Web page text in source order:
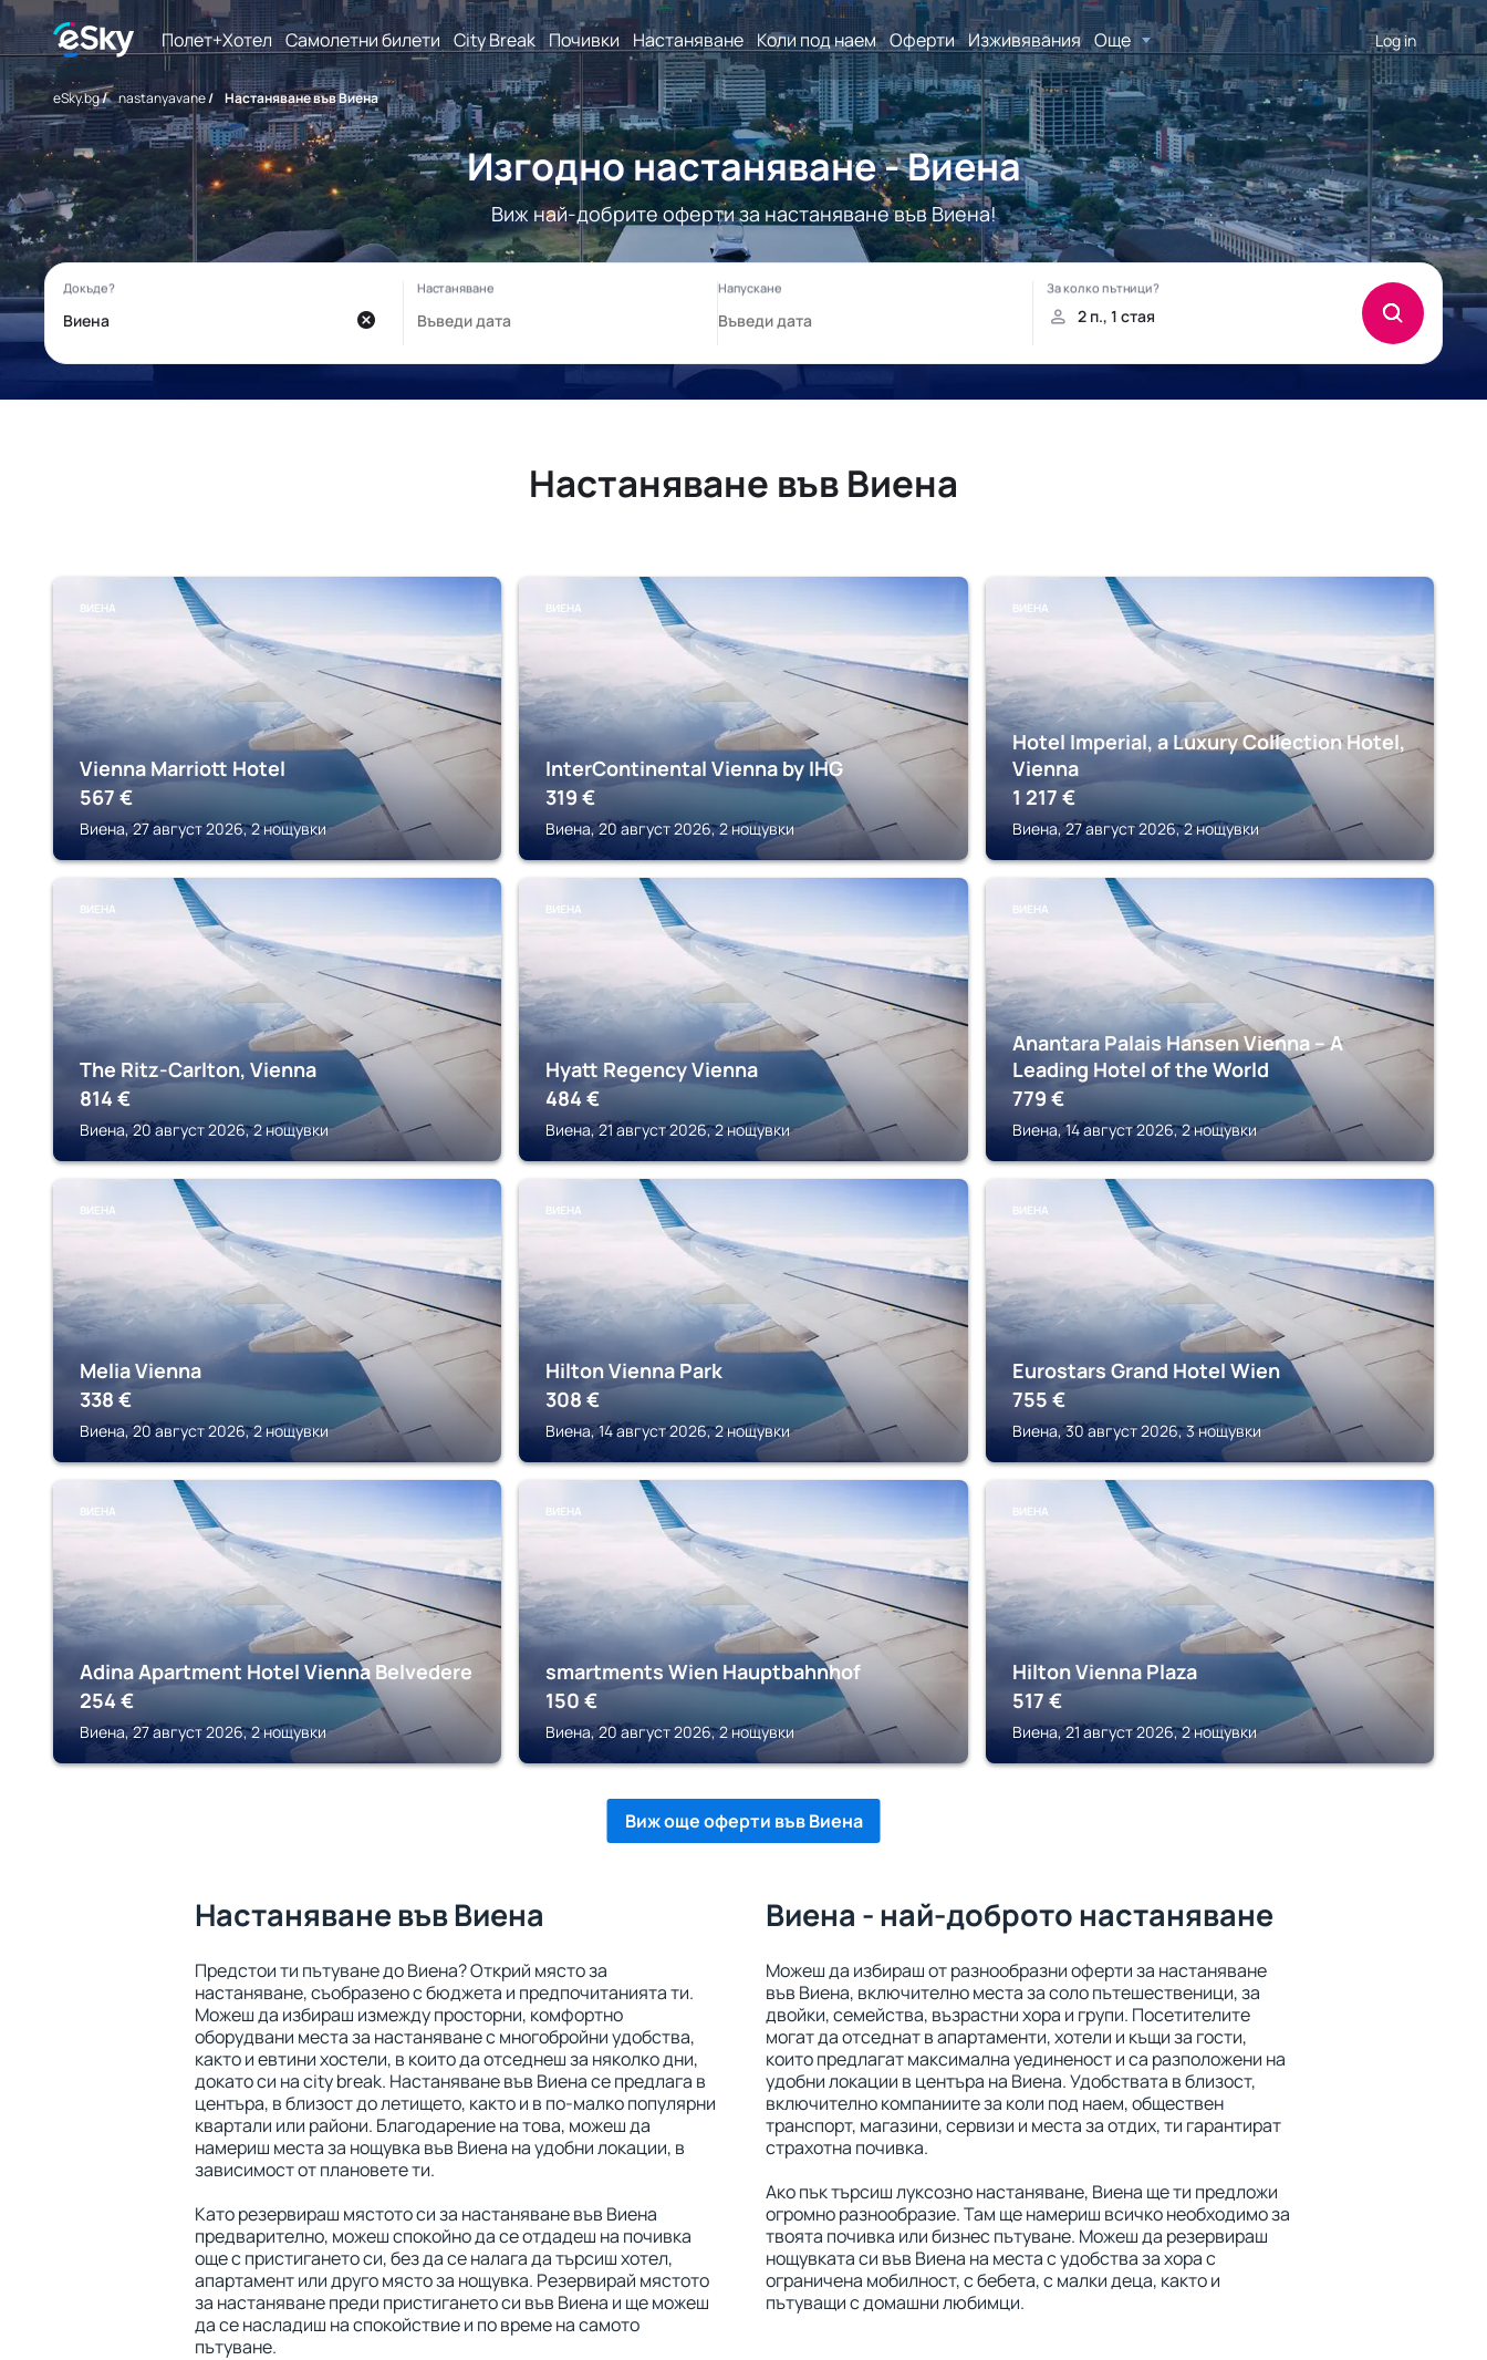
Полет+Хотел Самолетни билети City Break Почивки Настаняване Коли под наем Оферти Изживявания Още Log in
eSky.bg/ nastanyavane/ Настаняване във Виена
Изгодно настаняване - Виена
Виж най-добрите оферти за настаняване във Виена!
Настаняване във Виена
ВИЕНА
Vienna Marriott Hotel
567 €
Виена, 27 август 2026, 2 нощувки
ВИЕНА
InterContinental Vienna by IHG
319 €
Виена, 20 август 2026, 2 нощувки
ВИЕНА
Hotel Imperial, a Luxury Collection Hotel,
Vienna
1 217 €
Виена, 27 август 2026, 2 нощувки
ВИЕНА
The Ritz-Carlton, Vienna
814 €
Виена, 20 август 2026, 2 нощувки
ВИЕНА
Hyatt Regency Vienna
484 €
Виена, 21 август 2026, 2 нощувки
ВИЕНА
Anantara Palais Hansen Vienna – A
Leading Hotel of the World
779 €
Виена, 14 август 2026, 2 нощувки
ВИЕНА
Melia Vienna
338 €
Виена, 20 август 2026, 2 нощувки
ВИЕНА
Hilton Vienna Park
308 €
Виена, 14 август 2026, 2 нощувки
ВИЕНА
Eurostars Grand Hotel Wien
755 €
Виена, 30 август 2026, 3 нощувки
ВИЕНА
Adina Apartment Hotel Vienna Belvedere
254 €
Виена, 27 август 2026, 2 нощувки
ВИЕНА
smartments Wien Hauptbahnhof
150 €
Виена, 20 август 2026, 2 нощувки
ВИЕНА
Hilton Vienna Plaza
517 €
Виена, 21 август 2026, 2 нощувки
Виж още оферти във Виена
Настаняване във Виена
Предстои ти пътуване до Виена? Открий място за
настаняване, съобразено с бюджета и предпочитанията ти.
Можеш да избираш измежду просторни, комфортно
оборудвани места за настаняване с многобройни удобства,
както и евтини хостели, в които да отседнеш за няколко дни,
докато си на city break. Настаняване във Виена се предлага в
центъра, в близост до летището, както и в по-малко популярни
квартали или райони. Благодарение на това, можеш да
намериш места за нощувка във Виена на удобни локации, в
зависимост от плановете ти.
Като резервираш мястото си за настаняване във Виена
предварително, можеш спокойно да се отдадеш на почивка
още с пристигането си, без да се налага да търсиш хотел,
апартамент или друго място за нощувка. Резервирай мястото
за настаняване преди пристигането си във Виена и ще можеш
да се насладиш на спокойствие и по време на самото
пътуване.
Виена - най-доброто настаняване
Можеш да избираш от разнообразни оферти за настаняване
във Виена, включително места за соло пътешественици, за
двойки, семейства, възрастни хора и групи. Посетителите
могат да отседнат в апартаменти, хотели и къщи за гости,
които предлагат максимална уединеност и са разположени на
удобни локации в центъра на Виена. Удобствата в близост,
включително компаниите за коли под наем, обществен
транспорт, магазини, сервизи и места за отдих, ти гарантират
страхотна почивка.
Ако пък търсиш луксозно настаняване, Виена ще ти предложи
огромно разнообразие. Там ще намериш всичко необходимо за
твоята почивка или бизнес пътуване. Можеш да резервираш
нощувката си във Виена на места с удобства за хора с
ограничена мобилност, с бебета, с малки деца, както и
пътуващи с домашни любимци.